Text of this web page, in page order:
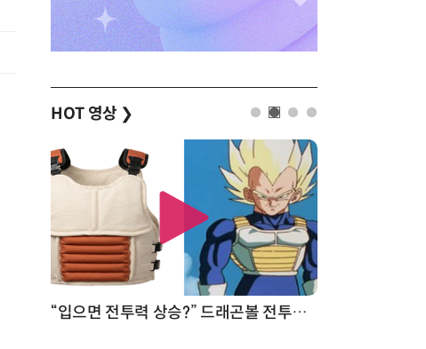
HOT 영상 ❯
“입으면 전투력 상승?” 드래곤볼 전투복 닮은 중량조끼